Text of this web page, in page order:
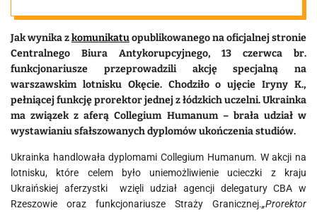
Humanum
Jak wynika zkomunikatuopublikowanego na oficjalnej stronie
Centralnego Biura Antykorupcyjnego, 13 czerwca br.
funkcjonariusze przeprowadzili akcję specjalną na
warszawskim lotnisku Okęcie. Chodziło o ujęcie Iryny K.,
pełniącej funkcję prorektor jednej z łódzkich uczelni. Ukrainka
ma związek z aferą Collegium Humanum – brała udział w
wystawianiu sfałszowanych dyplomów ukończenia studiów.
Ukrainka handlowała dyplomami Collegium Humanum. W akcji na
lotnisku, które celem było uniemożliwienie ucieczki z kraju
Ukraińskiej aferzystki wzięli udział agencji delegatury CBA w
Rzeszowie oraz funkcjonariusze Straży Granicznej.„Prorektor